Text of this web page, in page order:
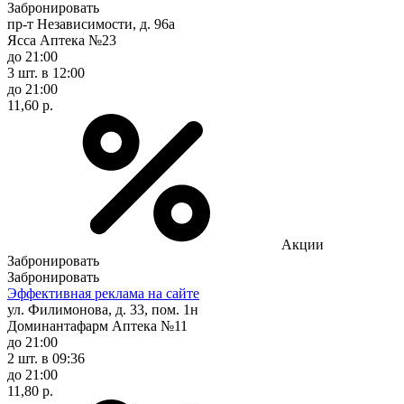
Забронировать
пр-т Независимости, д. 96а
Ясса Аптека №23
до 21:00
3 шт. в 12:00
до 21:00
11,60 р.
Акции
Забронировать
Забронировать
Эффективная реклама на сайте
ул. Филимонова, д. 33, пом. 1н
Доминантафарм Аптека №11
до 21:00
2 шт. в 09:36
до 21:00
11,80 р.